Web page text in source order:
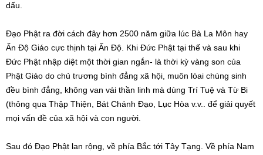
dấu.
Đạo Phật ra đời cách đây hơn 2500 năm giữa lúc Bà La Môn hay
Ấn Độ Giáo cực thịnh tại Ấn Độ. Khi Đức Phật tại thế và sau khi
Đức Phật nhập diệt một thời gian ngắn- là thời kỳ vàng son của
Phật Giáo do chủ trương bình đẳng xã hội, muôn lòai chúng sinh
đều bình đẳng, không van vái thần linh mà dùng Trí Tuệ và Từ Bi
(thông qua Thập Thiện, Bát Chánh Đạo, Lục Hòa v.v.. để giải quyết
mọi vấn đề của xã hội và con người.
Sau đó Đạo Phật lan rộng, về phía Bắc tới Tây Tạng. Về phía Nam